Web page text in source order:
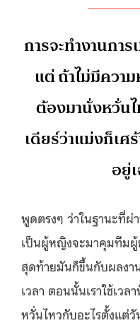
การจะทำงานกา
แต่ ถ้าไม่มีควา
ต้องมานั่งหวั่น
เดียร์ว่าแม่งก็เศ
อยู่
พูดตรงๆ ว่าในฐานะที่ผ่
เป็นผู้หญิงจะมาคุมทีมผู้
สุดท้ายมันก็ขึ้นกับผลงา
เวลา ตอนนั้นเราใช้เวล
หวั่นไหวกับอะไรตั้งแต่วั